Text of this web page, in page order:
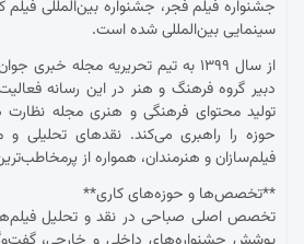
جشنواره فیلم فجر، جشنواره بین‌المللی فیلم
سینمایی بین‌المللی شده است.
از سال ۱۳۹۹ به تیم تحریریه مجله
دبیر گروه فرهنگ و هنر در این رسانه
تولید محتوای فرهنگی و هنری مجله نظارت
حوزه را راهبری می‌کند. نقدهای تحلیلی
فیلم‌سازان و هنرمندان، همواره از
**تخصص‌ها و حوزه‌های کاری**
تخصص اصلی صباحی در نقد و تحلیل